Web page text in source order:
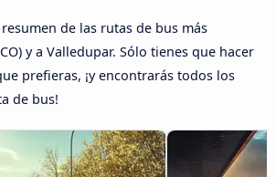
de las rutas de bus más
y a Valledupar. Sólo tienes que hacer
prefieras, ¡y encontrarás todos los
de bus!